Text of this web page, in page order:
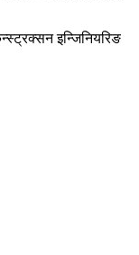
इन्जिनियरिङ